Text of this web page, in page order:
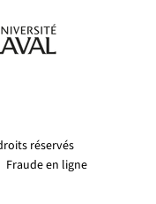
réservés
Fraude en ligne